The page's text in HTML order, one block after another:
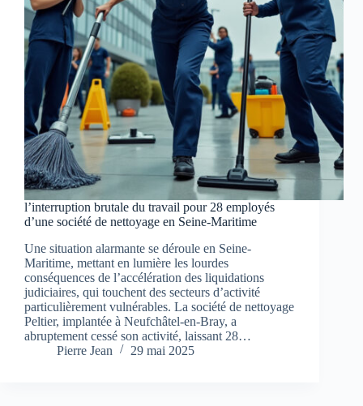
l’interruption brutale du travail pour 28 employés
d’une société de nettoyage en Seine-Maritime
Une situation alarmante se déroule en Seine-
Maritime, mettant en lumière les lourdes
conséquences de l’accélération des liquidations
judiciaires, qui touchent des secteurs d’activité
particulièrement vulnérables. La société de nettoyage
Peltier, implantée à Neufchâtel-en-Bray, a
abruptement cessé son activité, laissant 28…
Pierre Jean
29 mai 2025